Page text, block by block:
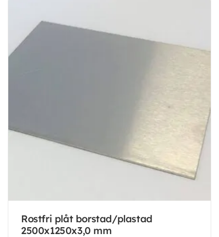
Rostfri plåt borstad/plastad
2500x1250x3,0 mm